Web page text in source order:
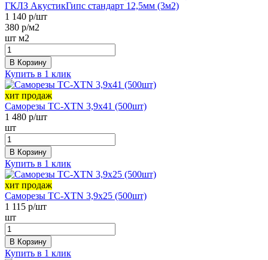
ГКЛЗ АкустикГипс стандарт 12,5мм (3м2)
1 140 р/шт
380 р/м2
шт м2
В Корзину
Купить в 1 клик
хит продаж
Саморезы ТС-XTN 3,9х41 (500шт)
1 480 р/шт
шт
В Корзину
Купить в 1 клик
хит продаж
Саморезы ТС-XTN 3,9х25 (500шт)
1 115 р/шт
шт
В Корзину
Купить в 1 клик